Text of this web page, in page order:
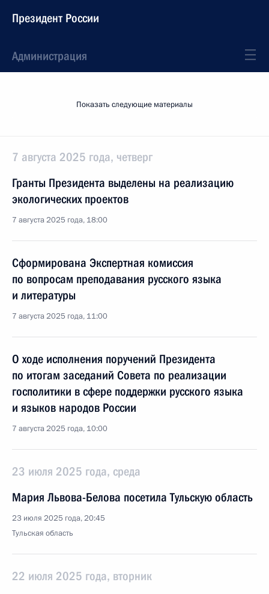
Президент России
Администрация
Показать следующие материалы
7 августа 2025 года, четверг
Гранты Президента выделены на реализацию
экологических проектов
7 августа 2025 года, 18:00
Сформирована Экспертная комиссия
по вопросам преподавания русского языка
и литературы
7 августа 2025 года, 11:00
О ходе исполнения поручений Президента
по итогам заседаний Совета по реализации
госполитики в сфере поддержки русского языка
и языков народов России
7 августа 2025 года, 10:00
23 июля 2025 года, среда
Мария Львова-Белова посетила Тульскую область
23 июля 2025 года, 20:45
Тульская область
22 июля 2025 года, вторник